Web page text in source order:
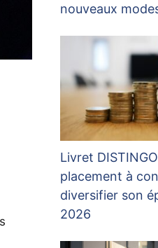
nouveaux
Livret
placement à
diversifier son
2026